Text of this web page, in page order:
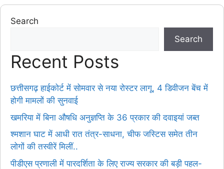
Search
Search
Recent Posts
छत्तीसगढ़ हाईकोर्ट में सोमवार से नया रोस्टर लागू, 4 डिवीजन बेंच में
होगी मामलों की सुनवाई
खमरिया में बिना औषधि अनुज्ञप्ति के 36 प्रकार की दवाइयां जब्त
श्मशान घाट में आधी रात तंत्र-साधना, चीफ जस्टिस समेत तीन
लोगों की तस्वीरें मिलीं..
पीडीएस प्रणाली में पारदर्शिता के लिए राज्य सरकार की बड़ी पहल-